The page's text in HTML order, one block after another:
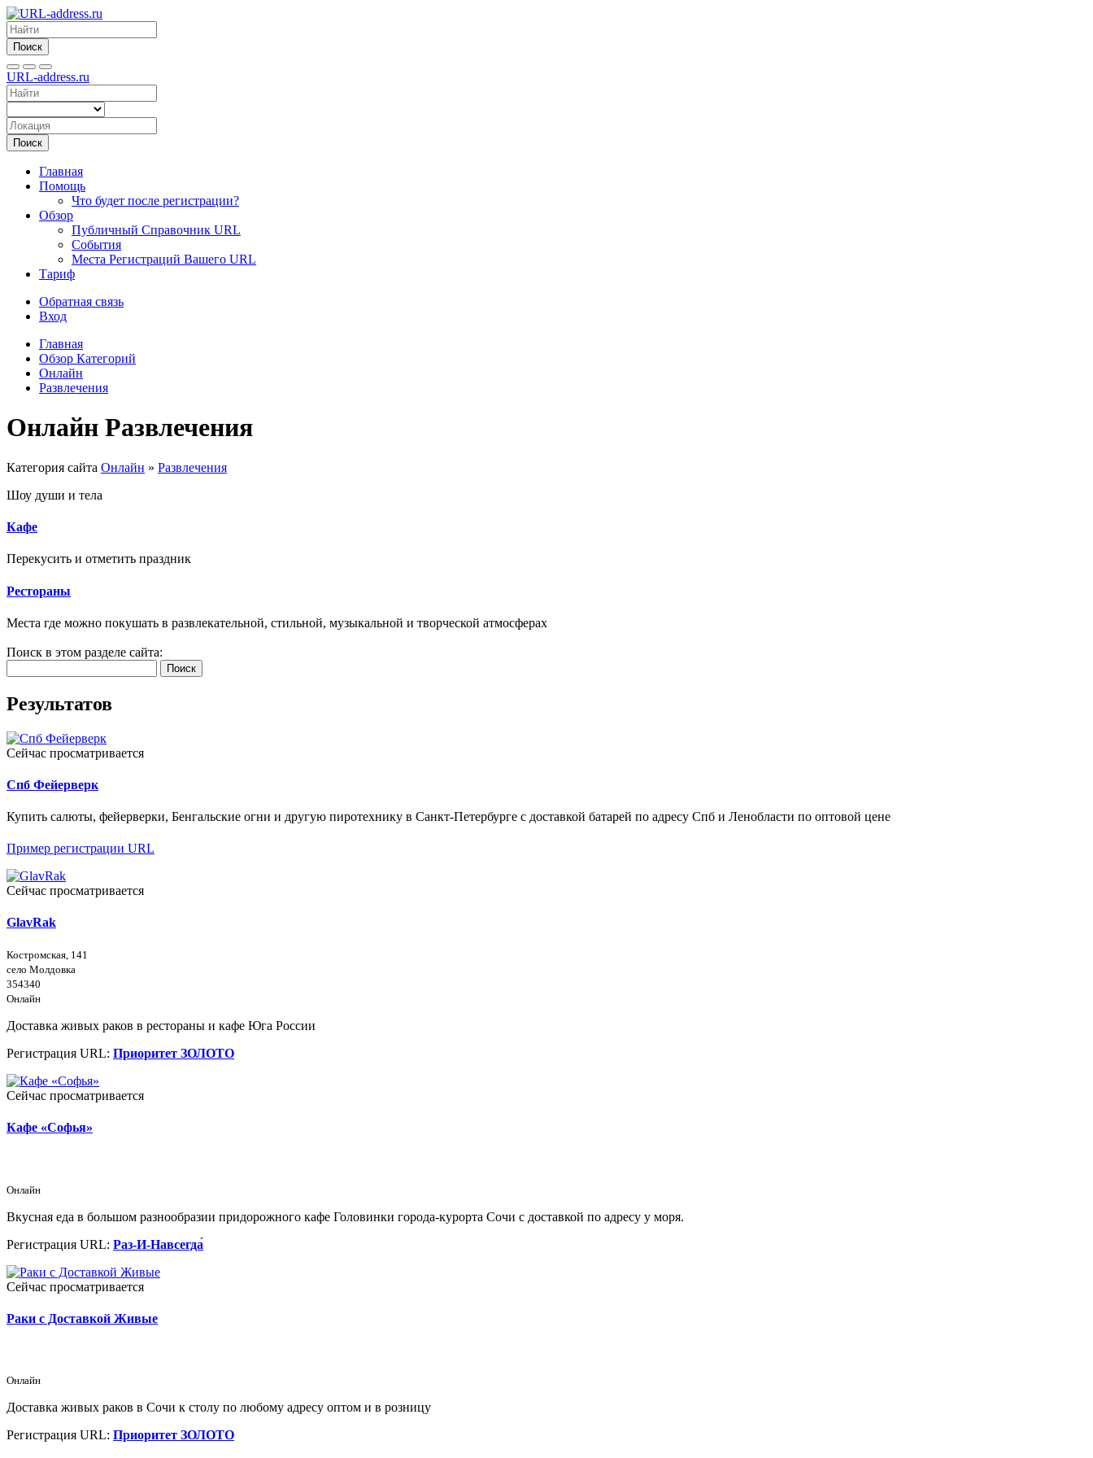
Поиск
URL-address.ru
Поиск
Главная
Помощь
Что будет после регистрации?
Обзор
Публичный Справочник URL
События
Места Регистраций Вашего URL
Тариф
Обратная связь
Вход
Главная
Обзор Категорий
Онлайн
Развлечения
Онлайн Развлечения
Категория сайта Онлайн » Развлечения
Шоу души и тела
Кафе
Перекусить и отметить праздник
Рестораны
Места где можно покушать в развлекательной, стильной, музыкальной и творческой атмосферах
Поиск в этом разделе сайта:
Поиск
Результатов
Сейчас просматривается
Спб Фейерверк
Купить салюты, фейерверки, Бенгальские огни и другую пиротехнику в Санкт-Петербурге с доставкой батарей по адресу Спб и Ленобласти по оптовой цене
Пример регистрации URL
Сейчас просматривается
GlavRak
Костромская, 141
село Молдовка
354340
Онлайн
Доставка живых раков в рестораны и кафе Юга России
Регистрация URL: Приоритет ЗОЛОТО
Сейчас просматривается
Кафе «Софья»
Онлайн
Вкусная еда в большом разнообразии придорожного кафе Головинки города-курорта Сочи с доставкой по адресу у моря.
Регистрация URL: Раз-И-Навсегда́
Сейчас просматривается
Раки с Доставкой Живые
Онлайн
Доставка живых раков в Сочи к столу по любому адресу оптом и в розницу
Регистрация URL: Приоритет ЗОЛОТО